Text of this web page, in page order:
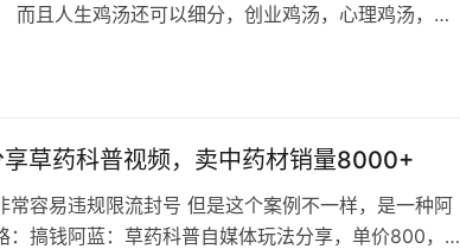
而且人生鸡汤还可以细分，创业鸡汤，心理鸡汤，职
还有人间清醒XX系列，小和尚系列， 值得深耕，玩明
草药科普视频，卖中药材销量8000+
常容易违规限流封号 但是这个案例不一样，是一种阿
：搞钱阿蓝：草药科普自媒体玩法分享，单价800，低